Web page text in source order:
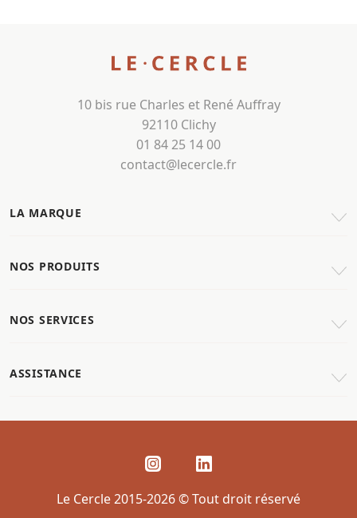
10 bis rue Charles et René Auffray
92110 Clichy
01 84 25 14 00
contact@lecercle.fr
LA MARQUE
NOS PRODUITS
NOS SERVICES
ASSISTANCE
Le Cercle 2015-2026 © Tout droit réservé